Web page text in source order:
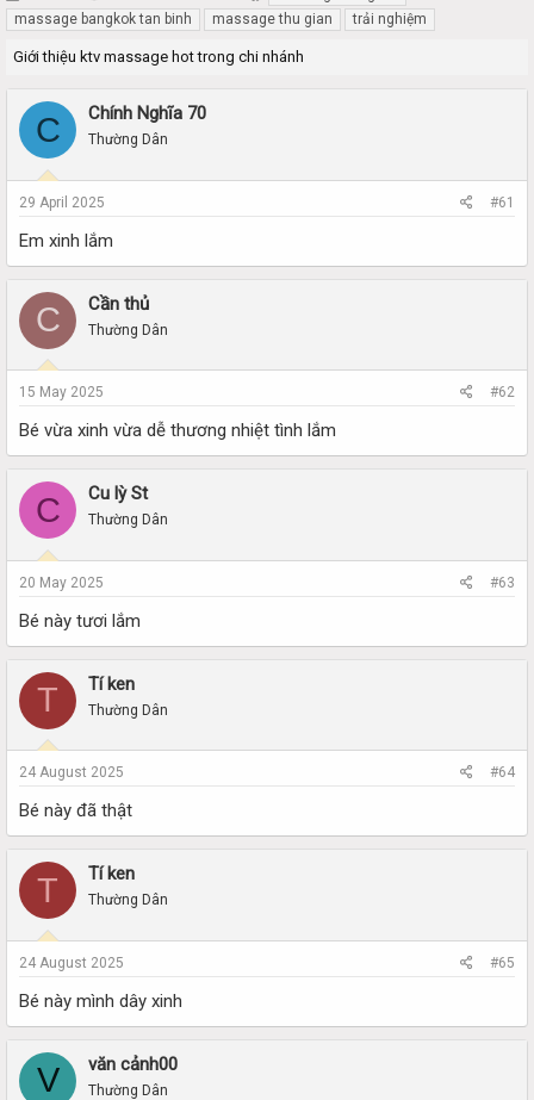
h
r
e
s
t
r
t
r
t
a
r
a
t
massage bangkok tan binh
massage thu gian trải nghiệm
Giới thiệu ktv massage hot trong chi nhánh
C Chính Nghĩa 70
Thường Dân
29 April 2025 #61
Em xinh lắm
C Cần thủ
Thường Dân
15 May 2025 #62
Bé vừa xinh vừa dễ thương nhiệt tình lắm
C Cu lỳ St
Thường Dân
20 May 2025 #63
Bé này tươi lắm
T Tí ken
Thường Dân
24 August 2025 #64
Bé này đã thật
T Tí ken
Thường Dân
24 August 2025 #65
Bé này mình dây xinh
V văn cảnh00
Thường Dân